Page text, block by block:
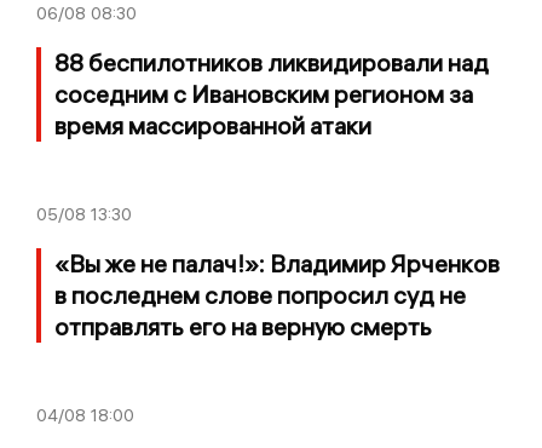
06/08 08:30
88 беспилотников ликвидировали над
соседним с Ивановским регионом за
время массированной атаки
05/08 13:30
«Вы же не палач!»: Владимир Ярченков
в последнем слове попросил суд не
отправлять его на верную смерть
04/08 18:00